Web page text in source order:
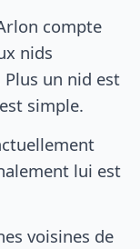
compte
nids
un nid est
simple.
lui est
voisines de